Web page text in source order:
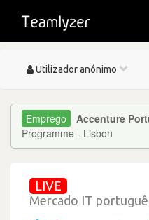
Toggle
Utilizador anónimo
Accenture
Programme - Lisbon
LIVE
Mercado IT